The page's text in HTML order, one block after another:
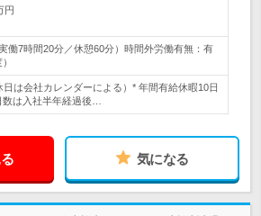
円
働7時間20分／休憩60分）時間外労働有無：有
日は会社カレンダーによる）* 年間有給休暇10日
数は入社半年経過後…
気になる